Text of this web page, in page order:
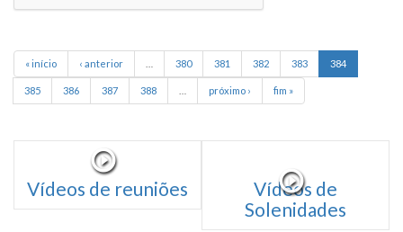
« início ‹ anterior 380 381 382 383 384
385 386 387 388 próximo › fim »
Vídeos de reuniões
Vídeos de
Solenidades